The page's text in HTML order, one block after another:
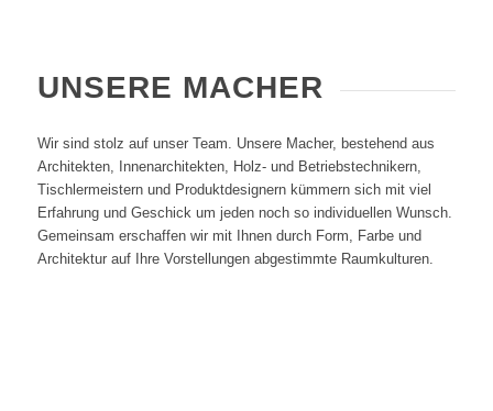
UNSERE MACHER
Wir sind stolz auf unser Team. Unsere Macher, bestehend aus
Architekten, Innenarchitekten, Holz- und Betriebstechnikern,
Tischlermeistern und Produktdesignern kümmern sich mit viel
Erfahrung und Geschick um jeden noch so individuellen Wunsch.
Gemeinsam erschaffen wir mit Ihnen durch Form, Farbe und
Architektur auf Ihre Vorstellungen abgestimmte Raumkulturen.